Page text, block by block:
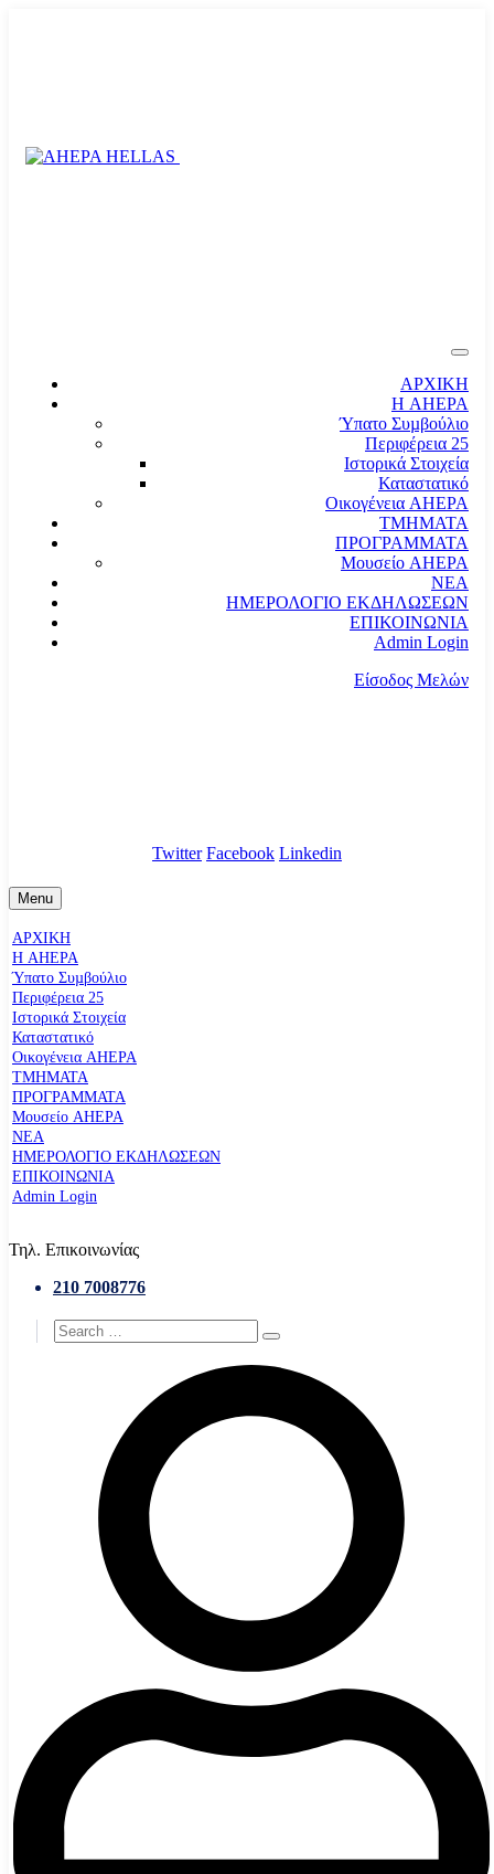
ΑΡΧΙΚΗ
Η AHEPA
Ύπατο Συµβούλιο
Περιφέρεια 25
Ιστορικά Στοιχεία
Καταστατικό
Οικογένεια AHEPA
ΤΜΗΜΑΤΑ
ΠΡΟΓΡΑΜΜΑΤΑ
Μουσείο AHEPA
ΝΕΑ
ΗΜΕΡΟΛΟΓΙΟ ΕΚΔΗΛΩΣΕΩΝ
ΕΠΙΚΟΙΝΩΝΙΑ
Admin Login
Είσοδος Μελών
Twitter Facebook Linkedin
Menu
ΑΡΧΙΚΗ
Η AHEPA
Ύπατο Συµβούλιο
Περιφέρεια 25
Ιστορικά Στοιχεία
Καταστατικό
Οικογένεια AHEPA
ΤΜΗΜΑΤΑ
ΠΡΟΓΡΑΜΜΑΤΑ
Μουσείο AHEPA
ΝΕΑ
ΗΜΕΡΟΛΟΓΙΟ ΕΚΔΗΛΩΣΕΩΝ
ΕΠΙΚΟΙΝΩΝΙΑ
Admin Login
Τηλ. Επικοινωνίας
210 7008776